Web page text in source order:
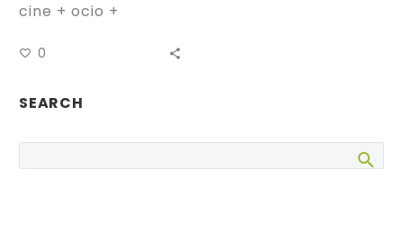
cine + ocio +
de febrero la zona
permanecerá
0
SEARCH